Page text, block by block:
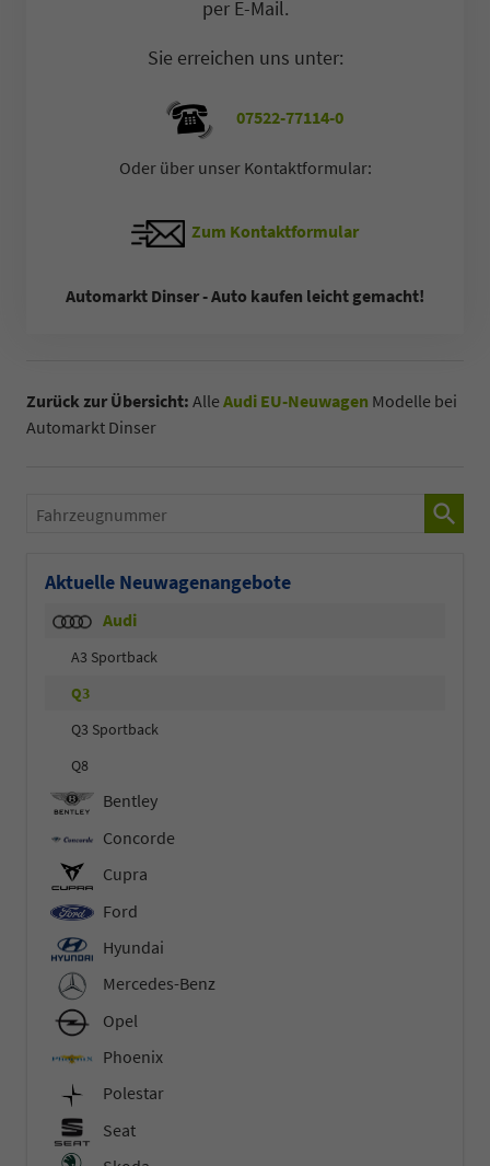
per E-Mail.
Sie erreichen uns unter:
07522-77114-0
Oder über unser Kontaktformular:
Zum Kontaktformular
Automarkt Dinser - Auto kaufen leicht gemacht!
Zurück zur Übersicht: AlleAudi EU-Neuwagen Modelle bei
Automarkt Dinser
Fahrzeugnummer
Aktuelle Neuwagenangebote
Audi
A3 Sportback
Q3
Q3 Sportback
Q8
Bentley
Concorde
Cupra
Ford
Hyundai
Mercedes-Benz
Opel
Phoenix
Polestar
Seat